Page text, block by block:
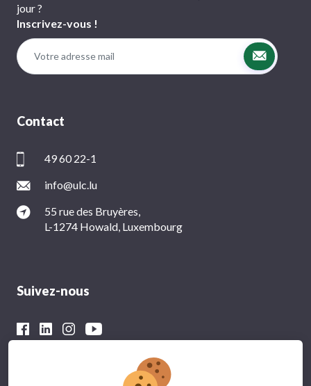
jour ?
Inscrivez-vous !
Contact
49 60 22-1
info@ulc.lu
55 rue des Bruyères,
L-1274 Howald, Luxembourg
Suivez-nous
Avec le soutien financier du